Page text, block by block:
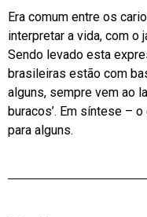
Era comum entre os
interpretar a vida, com o
Sendo levado esta
brasileiras estão com
alguns, sempre vem ao
buracos’. Em síntese –
para alguns.